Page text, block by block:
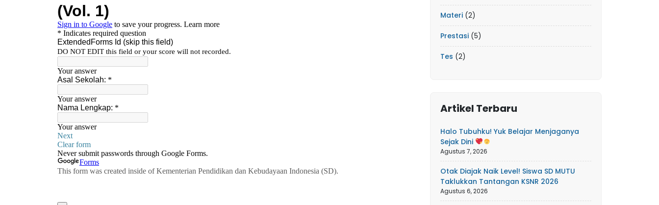
Materi (2)
Prestasi (5)
Tes (2)
Artikel Terbaru
Halo Tubuhku! Yuk Belajar Menjaganya
Sejak Dini
Agustus 7, 2026
Otak Diajak Naik Level! Siswa SD MUTU
Taklukkan Tantangan KSNR 2026
Agustus 6, 2026